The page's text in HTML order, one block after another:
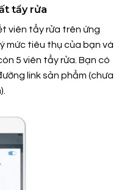
tẩy rửa
viên tẩy rửa trên ứng
mức tiêu thụ của bạn và
5 viên tẩy rửa. Bạn có
link sản phẩm (chưa